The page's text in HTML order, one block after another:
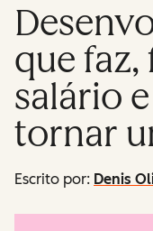
que faz,
salário
tornar
Escrito por: Denis